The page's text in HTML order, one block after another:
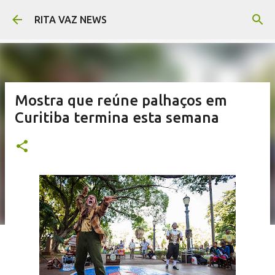
Pular para o conteúdo principal
RITA VAZ NEWS
Mostra que reúne palhaços em
Curitiba termina esta semana